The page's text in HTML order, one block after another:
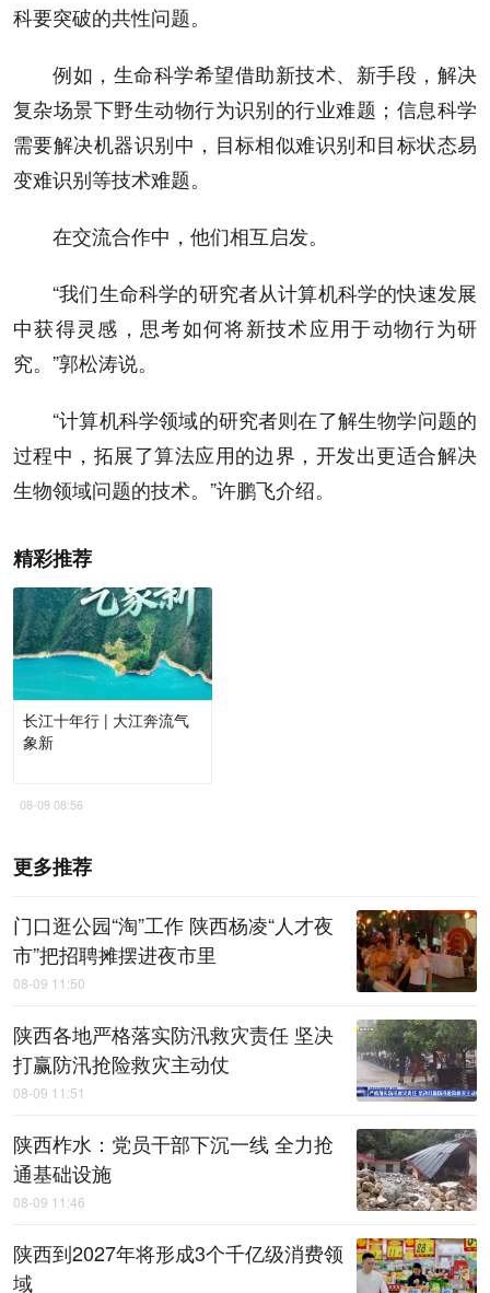
科要突破的共性问题。
例如，生命科学希望借助新技术、新手段，解决
复杂场景下野生动物行为识别的行业难题；信息科学
需要解决机器识别中，目标相似难识别和目标状态易
变难识别等技术难题。
在交流合作中，他们相互启发。
“我们生命科学的研究者从计算机科学的快速发展
中获得灵感，思考如何将新技术应用于动物行为研
究。”郭松涛说。
“计算机科学领域的研究者则在了解生物学问题的
过程中，拓展了算法应用的边界，开发出更适合解决
生物领域问题的技术。”许鹏飞介绍。
精彩推荐
长江十年行 | 大江奔流气
象新
08-09 08:56
更多推荐
门口逛公园“淘”工作 陕西杨凌“人才夜
市”把招聘摊摆进夜市里
08-09 11:50
陕西各地严格落实防汛救灾责任 坚决
打赢防汛抢险救灾主动仗
08-09 11:51
陕西柞水：党员干部下沉一线 全力抢
通基础设施
08-09 11:46
陕西到2027年将形成3个千亿级消费领
域